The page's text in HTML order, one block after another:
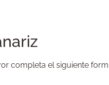
completa el siguiente